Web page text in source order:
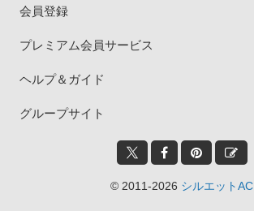
会員登録
プレミアム会員サービス
ヘルプ＆ガイド
グループサイト
© 2011-2026 シルエットAC